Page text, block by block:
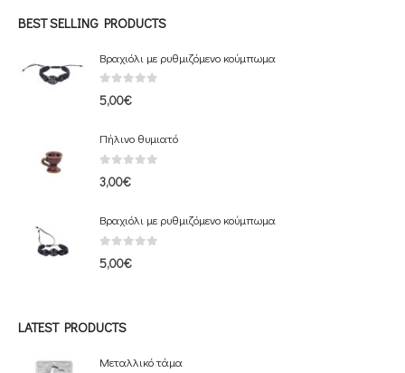
BEST SELLING PRODUCTS
Βραχιόλι με ρυθμιζόμενο κούμπωμα
5,00€
Πήλινο θυμιατό
3,00€
Βραχιόλι με ρυθμιζόμενο κούμπωμα
5,00€
LATEST PRODUCTS
Μεταλλικό τάμα